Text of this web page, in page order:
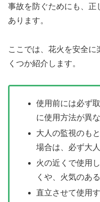
事故を防ぐためにも、正
あります。
ここでは、花火を安全
くつか紹介します。
使用前には必ず
に使用方法が異
大人の監視のも
場合は、必ず大
火の近くで使用
くや、火気のあ
直立させて使用